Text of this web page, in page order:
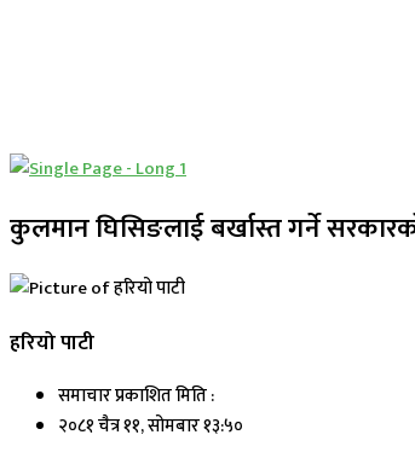
कुलमान घिसिङलाई बर्खास्त गर्ने
हरियो पाटी
समाचार प्रकाशित मिति :
२०८१ चैत्र ११, सोमबार १३:५०